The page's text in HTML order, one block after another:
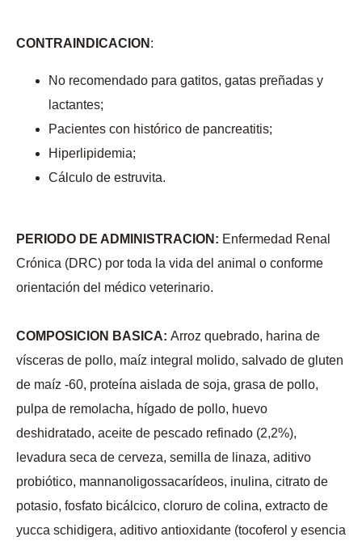
CONTRAINDICACION :
No recomendado para gatitos, gatas preñadas y
lactantes;
Pacientes con histórico de pancreatitis;
Hiperlipidemia;
Cálculo de estruvita.
PERIODO DE ADMINISTRACION: Enfermedad Renal
Crónica (DRC) por toda la vida del animal o conforme
orientación del médico veterinario.
COMPOSICION BASICA: Arroz quebrado, harina de
vísceras de pollo, maíz integral molido, salvado de gluten
de maíz -60, proteína aislada de soja, grasa de pollo,
pulpa de remolacha, hígado de pollo, huevo
deshidratado, aceite de pescado refinado (2,2%),
levadura seca de cerveza, semilla de linaza, aditivo
probiótico, mannanoligossacarídeos, inulina, citrato de
potasio, fosfato bicálcico, cloruro de colina, extracto de
yucca schidigera, aditivo antioxidante (tocoferol y esencia